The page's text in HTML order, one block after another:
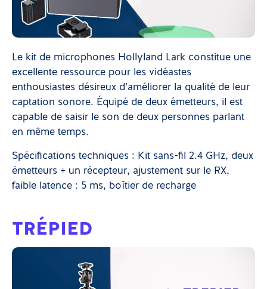
Le kit de microphones Hollyland Lark constitue une
excellente ressource pour les vidéastes
enthousiastes désireux d’améliorer la qualité de leur
captation sonore. Équipé de deux émetteurs, il est
capable de saisir le son de deux personnes parlant
en même temps.
Spécifications techniques : Kit sans-fil 2.4 GHz, deux
émetteurs + un récepteur, ajustement sur le RX,
faible latence : 5 ms, boîtier de recharge
TRÉPIED